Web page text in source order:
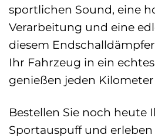
sportlichen Sound, eine
Verarbeitung und eine
diesem
Ihr Fahrzeug in ein
genießen jeden
Bestellen Sie noch heute
Sportauspuff und erleben